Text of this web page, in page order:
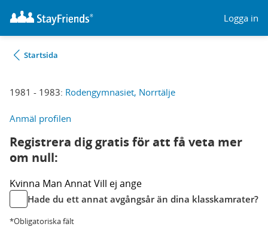
Logga in
Startsida
1981 - 1983: Rodengymnasiet, Norrtälje
Anmäl profilen
Registrera dig gratis för att få veta mer
om null:
Kvinna Man AnnatVill ej ange
Hade du ett annat avgångsår än dina klasskamrater?
*Obligatoriska fält